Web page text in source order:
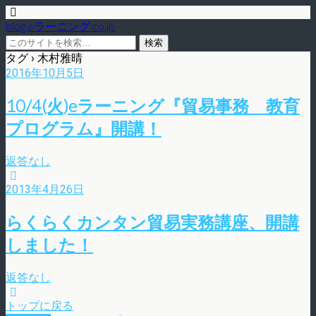
blog.eラーニング.co.jp
タグ › 木村雅晴
2016年10月5日
10/4(火)eラーニング『貿易事務 教育
プログラム』開講！
返答なし
2013年4月26日
らくらくカンタン貿易実務講座、開講
しました！
返答なし
トップに戻る